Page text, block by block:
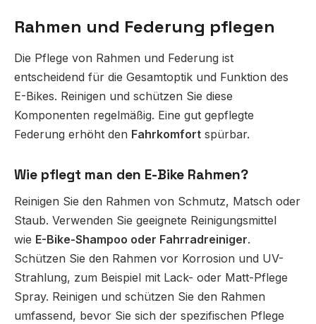
Rahmen und Federung pflegen
Die Pflege von Rahmen und Federung ist
entscheidend für die Gesamtoptik und Funktion des
E-Bikes. Reinigen und schützen Sie diese
Komponenten regelmäßig. Eine gut gepflegte
Federung erhöht den Fahrkomfort spürbar.
Wie pflegt man den E-Bike Rahmen?
Reinigen Sie den Rahmen von Schmutz, Matsch oder
Staub. Verwenden Sie geeignete Reinigungsmittel
wie E-Bike-Shampoo oder Fahrradreiniger.
Schützen Sie den Rahmen vor Korrosion und UV-
Strahlung, zum Beispiel mit Lack- oder Matt-Pflege
Spray. Reinigen und schützen Sie den Rahmen
umfassend, bevor Sie sich der spezifischen Pflege